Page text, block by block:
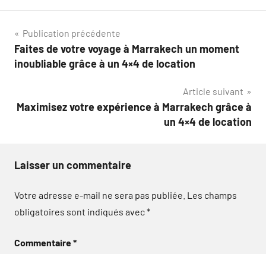
Navigation
de
Publication précédente
Faites de votre voyage à Marrakech un moment
inoubliable grâce à un 4×4 de location
Article suivant
Maximisez votre expérience à Marrakech grâce à
un 4×4 de location
Laisser un commentaire
Votre adresse e-mail ne sera pas publiée. Les champs
obligatoires sont indiqués avec*
Commentaire*